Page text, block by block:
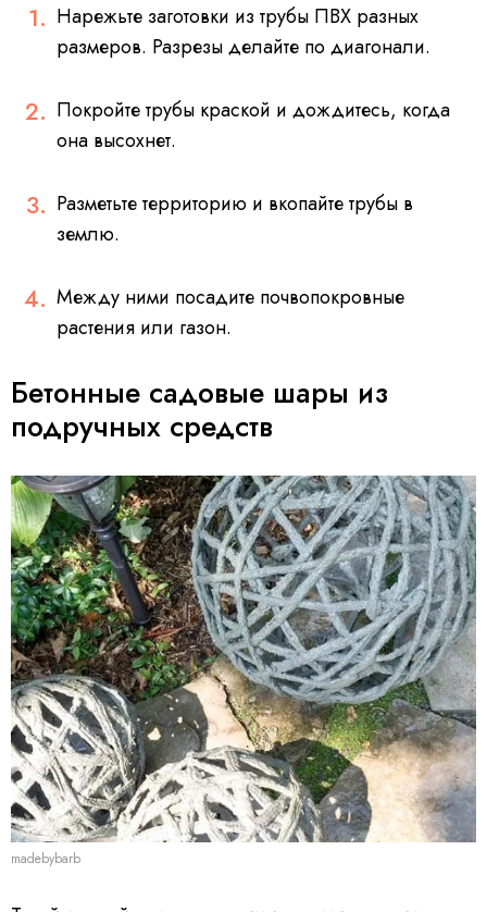
Нарежьте заготовки из трубы ПВХ разных
размеров. Разрезы делайте по диагонали.
Покройте трубы краской и дождитесь, когда
она высохнет.
Разметьте территорию и вкопайте трубы в
землю.
Между ними посадите почвопокровные
растения или газон.
Бетонные садовые шары из
подручных средств
madebybarb